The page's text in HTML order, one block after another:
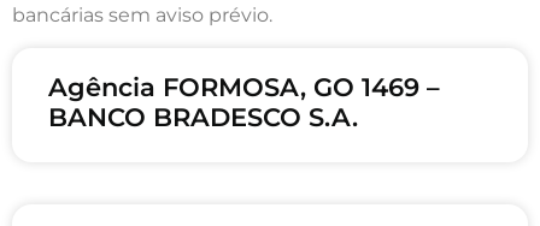
bancárias sem aviso prévio.
Agência FORMOSA, GO 1469 –
BANCO BRADESCO S.A.